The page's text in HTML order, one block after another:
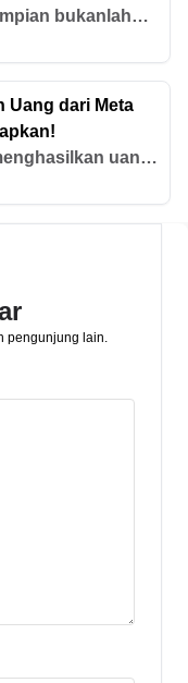
bukanlah
cara menabung
dengan
dan
Uang dari Meta
uang
monetisasi
jasa digital.
pengunjung lain.